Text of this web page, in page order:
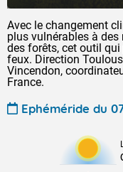
Avec le changement
plus vulnérables à
des forêts, cet outil
feux. Direction
Vincendon,
France.
Ephéméride du